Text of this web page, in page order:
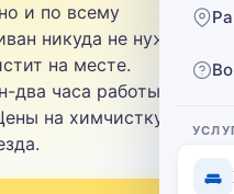
и по всему
никуда не нужно:
на месте.
два часа работы,
на химчистку